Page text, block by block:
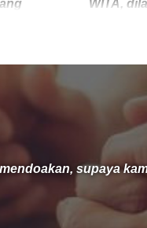
WITA,
supaya